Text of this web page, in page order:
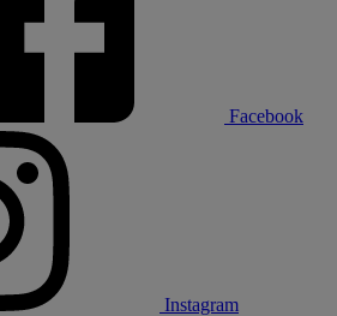
Facebook
Instagram